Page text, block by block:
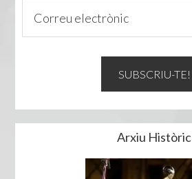
Arxiu Històric